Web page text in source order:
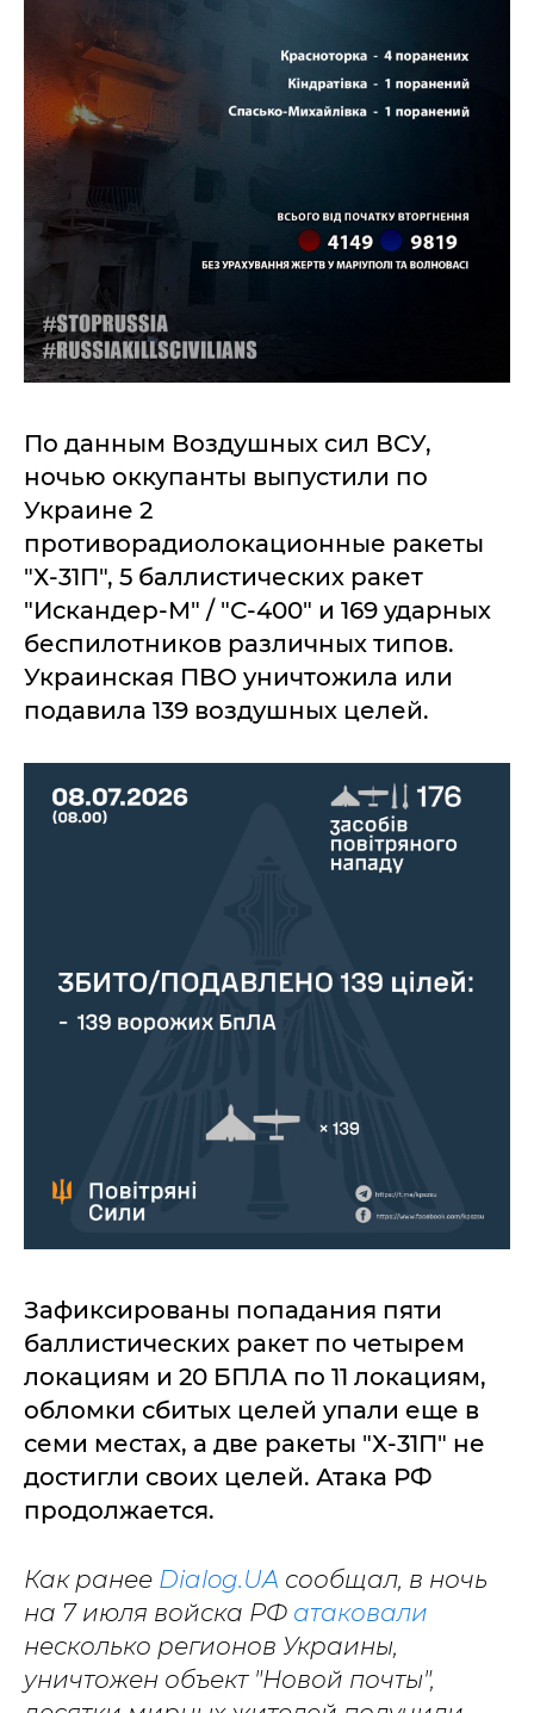
По данным Воздушных сил ВСУ,
ночью оккупанты выпустили по
Украине 2
противорадиолокационные ракеты
"Х-31П", 5 баллистических ракет
"Искандер-М" / "С-400" и 169 ударных
беспилотников различных типов.
Украинская ПВО уничтожила или
подавила 139 воздушных целей.
Зафиксированы попадания пяти
баллистических ракет по четырем
локациям и 20 БПЛА по 11 локациям,
обломки сбитых целей упали еще в
семи местах, а две ракеты "Х-31П" не
достигли своих целей. Атака РФ
продолжается.
Как ранее Dialog.UA сообщал, в ночь
на 7 июля войска РФ атаковали
несколько регионов Украины,
уничтожен объект "Новой почты",